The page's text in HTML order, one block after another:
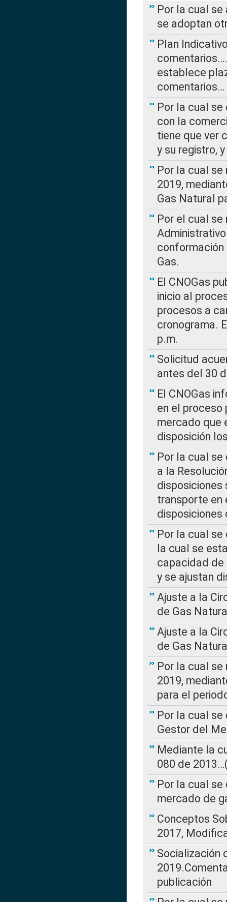
Por la cual
se adoptan
Plan
establece
comentarios…
Por la cual
con la
tiene que ver
y su registro,
Por la cual
2019,
Gas Natural
Por el cual
conformación
Gas.
El CNOGas
inicio al
procesos a
cronograma.
p.m.
Solicitud
antes del 30
El CNOGas
en el
mercado que
disposición
Por la cual se
a la
disposiciones
transporte en
disposiciones
Por la cual se
la cual se
capacidad de
y se ajustan
Ajuste a la
de Gas
Ajuste a la
de Gas
Por la cual se
2019,
para el
Por la cual
Gestor del
Mediante la
080 de
Por la cual
mercado de
Conceptos
2017,
Socialización
publicación